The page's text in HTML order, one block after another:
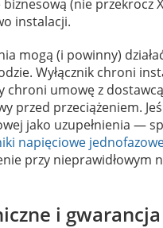
(nie przekrocz
instalacji.
mogą (i powinny)
Wyłącznik chroni
chroni umowę z
przed przeciążeniem.
jako uzupełnienia —
napięciowe
przy nieprawidłowym
i gwarancja